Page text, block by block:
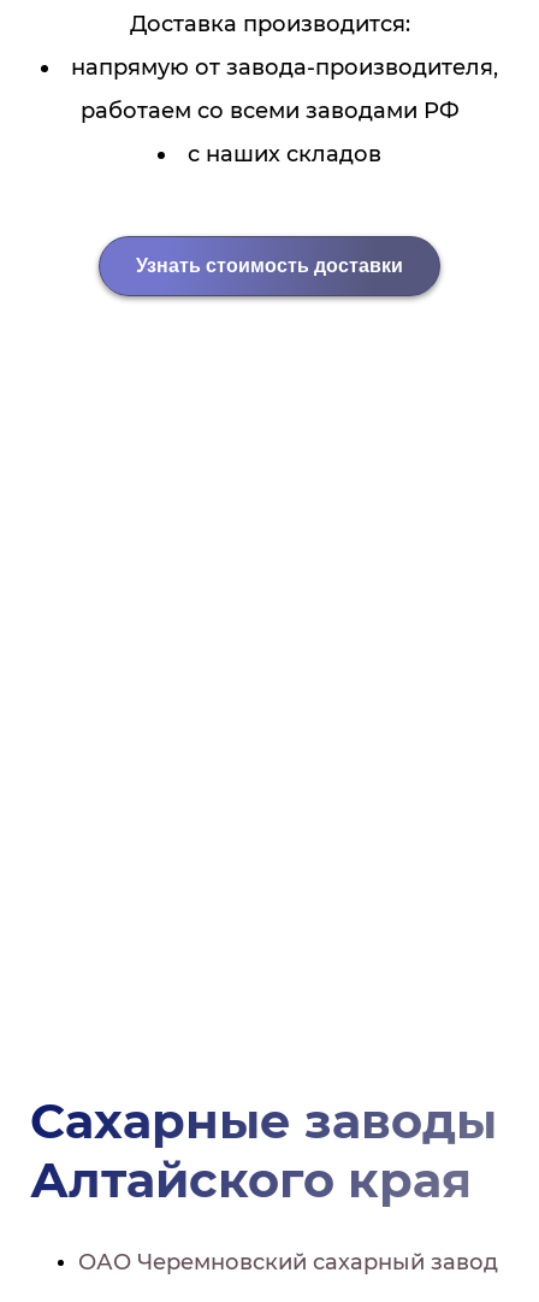
Доставка производится:
напрямую от завода-производителя,
работаем со всеми заводами РФ
с наших складов
Узнать стоимость доставки
Сахарные заводы
Алтайского края
ОАО Черемновский сахарный завод